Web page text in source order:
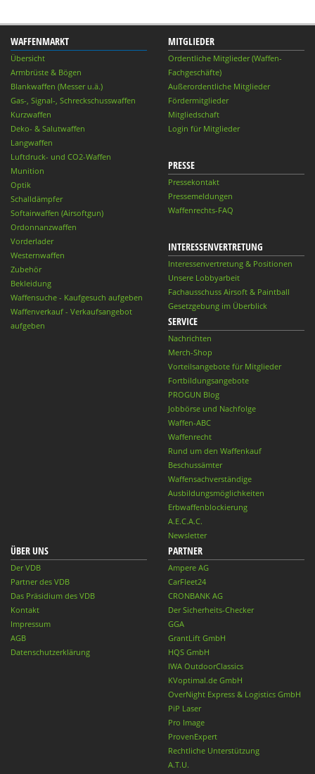
WAFFENMARKT
Übersicht
Armbrüste & Bögen
Blankwaffen (Messer u.ä.)
Gas-, Signal-, Schreckschusswaffen
Kurzwaffen
Deko- & Salutwaffen
Langwaffen
Luftdruck- und CO2-Waffen
Munition
Optik
Schalldämpfer
Softairwaffen (Airsoftgun)
Ordonnanzwaffen
Vorderlader
Westernwaffen
Zubehör
Bekleidung
Waffensuche - Kaufgesuch aufgeben
Waffenverkauf - Verkaufsangebot
aufgeben
MITGLIEDER
Ordentliche Mitglieder (Waffen-
Fachgeschäfte)
Außerordentliche Mitglieder
Fördermitglieder
Mitgliedschaft
Login für Mitglieder
PRESSE
Pressekontakt
Pressemeldungen
Waffenrechts-FAQ
INTERESSENVERTRETUNG
Interessenvertretung & Positionen
Unsere Lobbyarbeit
Fachausschuss Airsoft & Paintball
Gesetzgebung im Überblick
SERVICE
Nachrichten
Merch-Shop
Vorteilsangebote für Mitglieder
Fortbildungsangebote
PROGUN Blog
Jobbörse und Nachfolge
Waffen-ABC
Waffenrecht
Rund um den Waffenkauf
Beschussämter
Waffensachverständige
Ausbildungsmöglichkeiten
Erbwaffenblockierung
A.E.C.A.C.
Newsletter
ÜBER UNS
Der VDB
Partner des VDB
Das Präsidium des VDB
Kontakt
Impressum
AGB
Datenschutzerklärung
PARTNER
Ampere AG
CarFleet24
CRONBANK AG
Der Sicherheits-Checker
GGA
GrantLift GmbH
HQS GmbH
IWA OutdoorClassics
KVoptimal.de GmbH
OverNight Express & Logistics GmbH
PiP Laser
Pro Image
ProvenExpert
Rechtliche Unterstützung
A.T.U.